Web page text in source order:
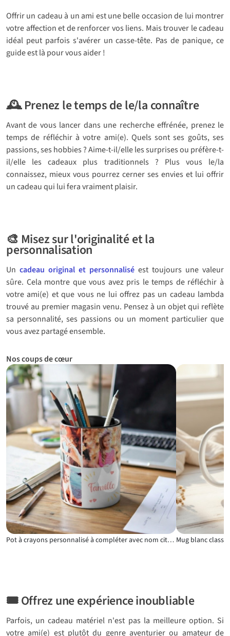
Offrir un cadeau à un ami est une belle occasion de lui montrer
votre affection et de renforcer vos liens. Mais trouver le cadeau
idéal peut parfois s'avérer un casse-tête. Pas de panique, ce
guide est là pour vous aider !
🕰️ Prenez le temps de le/la connaître
Avant de vous lancer dans une recherche effrénée, prenez le
temps de réfléchir à votre ami(e). Quels sont ses goûts, ses
passions, ses hobbies ? Aime-t-il/elle les surprises ou préfère-t-
il/elle les cadeaux plus traditionnels ? Plus vous le/la
connaissez, mieux vous pourrez cerner ses envies et lui offrir
un cadeau qui lui fera vraiment plaisir.
🎨 Misez sur l'originalité et la
personnalisation
Un cadeau original et personnalisé est toujours une valeur
sûre. Cela montre que vous avez pris le temps de réfléchir à
votre ami(e) et que vous ne lui offrez pas un cadeau lambda
trouvé au premier magasin venu. Pensez à un objet qui reflète
sa personnalité, ses passions ou un moment particulier que
vous avez partagé ensemble.
Nos coups de cœur
Pot à crayons personnalisé à compléter avec nom citation emblème ou message
🎟️ Offrez une expérience inoubliable
Parfois, un cadeau matériel n'est pas la meilleure option. Si
votre ami(e) est plutôt du genre aventurier ou amateur de